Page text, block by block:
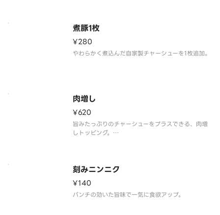
煮豚1枚
¥280
やわらかく煮込んだ自家製チャーシューを1枚追加。
肉増し
¥620
旨みたっぷりのチャーシューをプラスできる、肉増
しトッピング。
足したい方にもおすすめです。
刻みニンニク
¥140
パンチの効いた旨味で一気に食欲アップ。